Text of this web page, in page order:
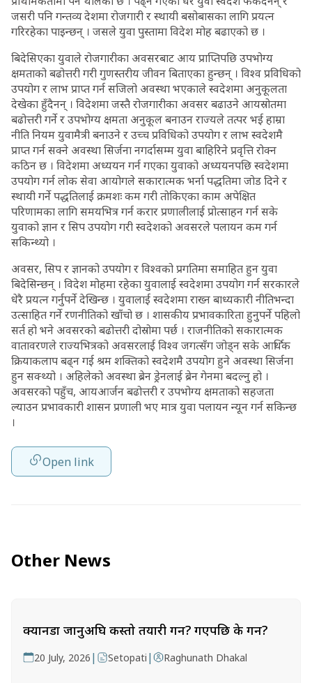
जसरी पनि गन्तव्य देशमा रोजगारी र स्थायी बसोबासका लागि प्रयत्न
गरिरहेका पाइन्छन् । जसले युवा पुस्तामा विदेश मोह बढाएको छ ।
बिदेसिएका युवाले रोजगारीका अवसरबाट आय प्राप्तिपछि उपभोग्य
क्षमताको बढोत्तरी गरी गुणस्तरीय जीवन बिताएका हुन्छन् । विश्व प्रविधिको
उपयोग र लाभ प्राप्त गर्न सजिलो अवस्था भएकाले स्वदेशमा अनुकूलता
देखेका हुँदैनन् । विदेशमा जस्तै रोजगारीका अवसर बढाउने आयस्रोतमा
बढोत्तरी गर्ने र उपभोग्य क्षमता अनुकूल बनाउन राज्यले तत्पर भई हाम्रा
नीति नियम युवामैत्री बनाउने र उच्च प्रविधिको उपयोग र लाभ स्वदेशमै
प्राप्त गर्न सक्ने अवस्था सिर्जना नगर्दासम्म युवा बाहिरिने प्रवृत्ति रोक्न
कठिन छ । विदेशमा अध्ययन गर्न गएका युवाको अध्ययनपछि स्वदेशमा
उपयोग गर्न लोक सेवा आयोगले सकारात्मक भर्ना पद्धतिमा जोड दिने र
स्थायी गर्ने पद्धतिलाई क्रमशः कम गरी तोकिएका काम अपेक्षित
परिणामका लागि समयभित्र गर्न करार प्रणालीलाई प्रोत्साहन गर्न सके
युवाको ज्ञान र सिप उपयोग गरी स्वदेशको अवसरले पलायन कम गर्न
सकिन्थ्यो ।
अवसर, सिप र ज्ञानको उपयोग र विश्वको प्रगतिमा समाहित हुन युवा
बिदेसिन्छन् । विदेश मोहमा रहेका युवालाई स्वदेशमा उपयोग गर्न सरकारले
धेरै प्रयत्न गर्नुपर्ने देखिन्छ । युवालाई स्वदेशमा राख्न बाध्यकारी नीतिभन्दा
उत्साहित गर्ने रणनीतिको खाँचो छ । शासकीय प्रभावकारिता हुनुपर्ने पहिलो
सर्त हो भने अवसरको बढोत्तरी दोस्रोमा पर्छ । राजनीतिको सकारात्मक
वातावरणले राज्यभित्रको अवसरलाई विश्व जगत्सँग जोड्न सके आर्थिक
क्रियाकलाप बढ्न गई श्रम शक्तिको स्वदेशमै उपयोग हुने अवस्था सिर्जना
हुन सक्थ्यो । अहिलेको अवस्था ब्रेन ड्रेनलाई ब्रेन गेनमा बदल्नु हो ।
अवसरको पहुँच, आयआर्जन बढोत्तरी र उपभोग्य क्षमताको सहजता
ल्याउन प्रभावकारी शासन प्रणाली भए मात्र युवा पलायन न्यून गर्न सकिन्छ
।
Open link
Other News
क्यानडा जानुअघि कस्तो तयारी गर्ने? गएपछि के गर्ने?
20 July, 2026 | Setopati | Raghunath Dhakal